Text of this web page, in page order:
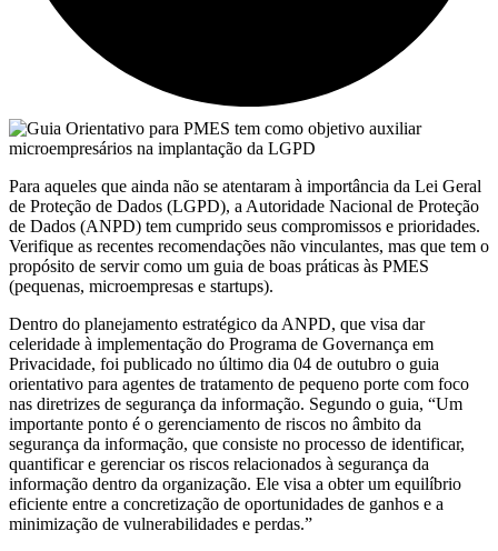
Para aqueles que ainda não se atentaram à importância da Lei Geral
de Proteção de Dados (LGPD), a Autoridade Nacional de Proteção
de Dados (ANPD) tem cumprido seus compromissos e prioridades.
Verifique as recentes recomendações não vinculantes, mas que tem o
propósito de servir como um guia de boas práticas às PMES
(pequenas, microempresas e startups).
Dentro do planejamento estratégico da ANPD, que visa dar
celeridade à implementação do Programa de Governança em
Privacidade, foi publicado no último dia 04 de outubro o guia
orientativo para agentes de tratamento de pequeno porte com foco
nas diretrizes de segurança da informação. Segundo o guia, “Um
importante ponto é o gerenciamento de riscos no âmbito da
segurança da informação, que consiste no processo de identificar,
quantificar e gerenciar os riscos relacionados à segurança da
informação dentro da organização. Ele visa a obter um equilíbrio
eficiente entre a concretização de oportunidades de ganhos e a
minimização de vulnerabilidades e perdas.”